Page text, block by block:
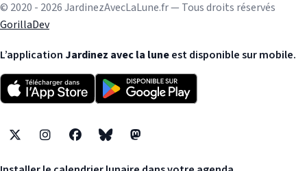
© 2020 - 2026 JardinezAvecLaLune.fr — Tous droits réservés
GorillaDev
L’application Jardinez avec la luneest disponible sur mobile.
X InstagramFacebookBlueskyMastodon